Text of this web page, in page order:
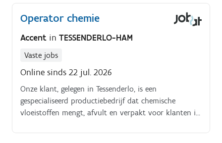
(na interne opleiding van 6 maanden)- ervaring met
bediening van machines is een pluspunt (ervaring
technisch inzicht en logisch denkvermogen- met de
heftruck kunnen rijden (beschikken over een
kunnen werken, maar ook goed in teamverband
kunnen presteren- plichtsbewust en collegiaal
ingesteld zijn- nauwgezet en veilig werken- bereid zijn
om in ploegen te werken (eerste weken opleiding
Operator chemie
Accent in TESSENDERLO-HAM
Vaste jobs
Online sinds 22 jul. 2026
Onze klant, gelegen in Tessenderlo, is een
gespecialiseerd productiebedrijf dat chemische
vloeistoffen mengt, afvult en verpakt voor klanten in